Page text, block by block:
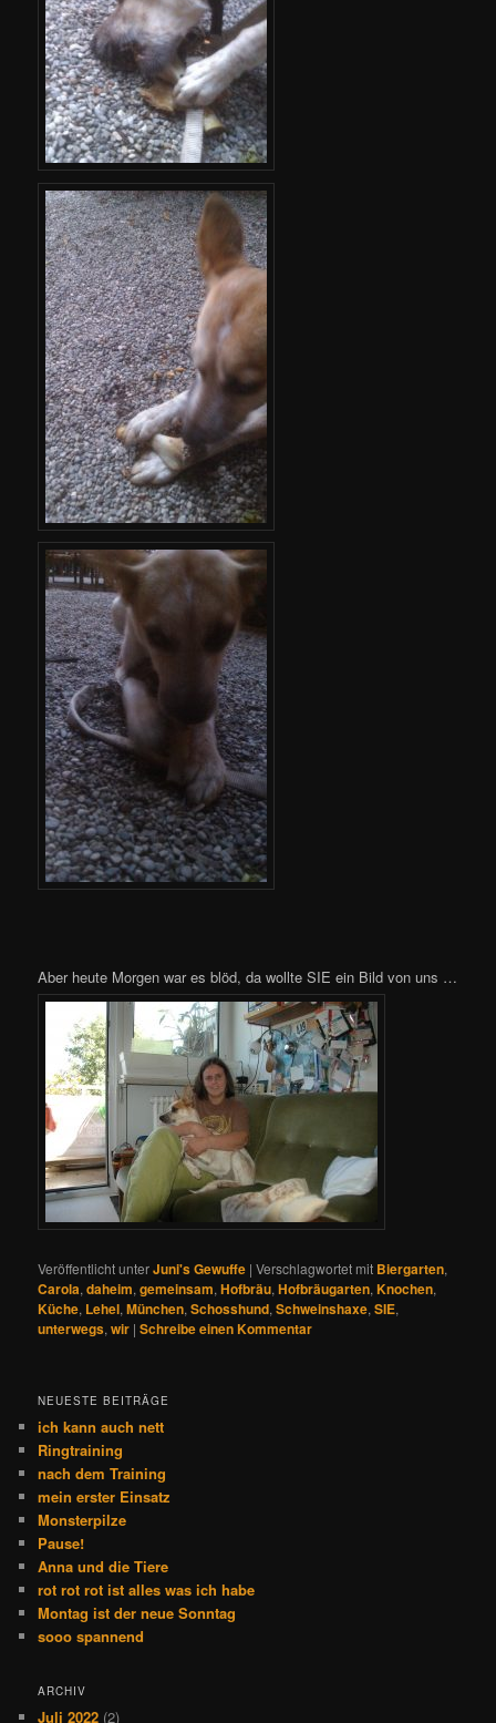
Aber heute Morgen war es blöd, da wollte SIE ein Bild von uns …
Veröffentlicht unterJuni's Gewuffe |Verschlagwortet mit Biergarten,
Carola,daheim,gemeinsam,Hofbräu,Hofbräugarten,Knochen,
Küche, Lehel,München,Schosshund,Schweinshaxe,SIE,
unterwegs,wir |Schreibe einen Kommentar
NEUESTE BEITRÄGE
ich kann auch nett
Ringtraining
nach dem Training
mein erster Einsatz
Monsterpilze
Pause!
Anna und die Tiere
rot rot rot ist alles was ich habe
Montag ist der neue Sonntag
sooo spannend
ARCHIV
Juli 2022 (2)